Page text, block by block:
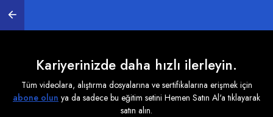
Kariyerinizde daha hızlı ilerleyin.
Tüm videolara, alıştırma dosyalarına ve sertifikalarına erişmek için
abone olun ya da sadece bu eğitim setini Hemen Satın Al'a tıklayarak
satın alın.
ÇOKETOPLA ile satış raporları oluşturmak
ÇOKEĞERSAY, ÇOKETOPLA formüllerini dizi